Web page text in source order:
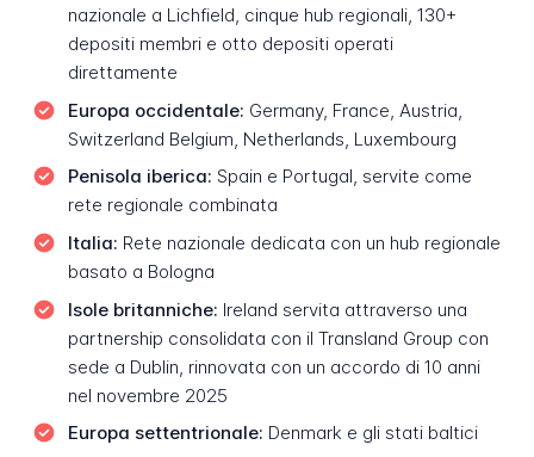
nazionale a Lichfield, cinque hub regionali, 130+
depositi membri e otto depositi operati
direttamente
Europa occidentale: Germany, France, Austria,
Switzerland Belgium, Netherlands, Luxembourg
Penisola iberica: Spain e Portugal, servite come
rete regionale combinata
Italia: Rete nazionale dedicata con un hub regionale
basato a Bologna
Isole britanniche: Ireland servita attraverso una
partnership consolidata con il Transland Group con
sede a Dublin, rinnovata con un accordo di 10 anni
nel novembre 2025
Europa settentrionale: Denmark e gli stati baltici